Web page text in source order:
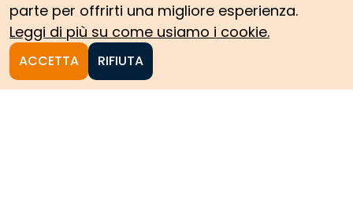
parte per offrirti una migliore esperienza.
Leggi di più su come usiamo i cookie.
ACCETTA RIFIUTA